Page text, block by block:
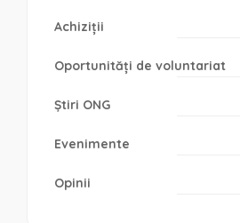
Achiziții
Oportunități de voluntariat
Știri ONG
Evenimente
Opinii